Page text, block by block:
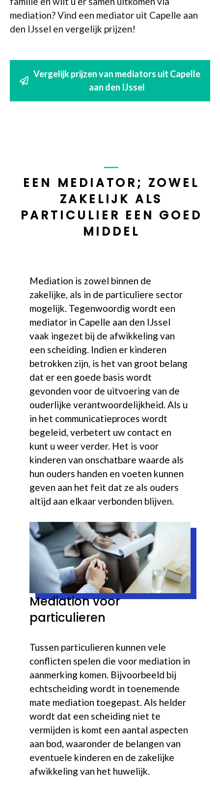
mediation? Vind een mediator uit Capelle aan
den IJssel en vergelijk prijzen!
Vergelijk prijzen van mediators uit Capelle
aan den IJssel
EEN MEDIATOR; ZOWEL
ZAKELIJK ALS
PARTICULIER EEN GOED
MIDDEL
Mediation is zowel binnen de
zakelijke, als in de particuliere sector
mogelijk. Tegenwoordig wordt een
mediator in Capelle aan den IJssel
vaak ingezet bij de afwikkeling van
een scheiding. Indien er kinderen
betrokken zijn, is het van groot belang
dat er een goede basis wordt
gevonden voor de uitvoering van de
ouderlijke verantwoordelijkheid. Als u
in het communicatieproces wordt
begeleid, verbetert uw contact en
kunt u weer verder. Het is voor
kinderen van onschatbare waarde als
hun ouders handen en voeten kunnen
geven aan het feit dat ze als ouders
altijd aan elkaar verbonden blijven.
Mediation voor
particulieren
Tussen particulieren kunnen vele
conflicten spelen die voor mediation in
aanmerking komen. Bijvoorbeeld bij
echtscheiding wordt in toenemende
mate mediation toegepast. Als helder
wordt dat een scheiding niet te
vermijden is komt een aantal aspecten
aan bod, waaronder de belangen van
eventuele kinderen en de zakelijke
afwikkeling van het huwelijk.